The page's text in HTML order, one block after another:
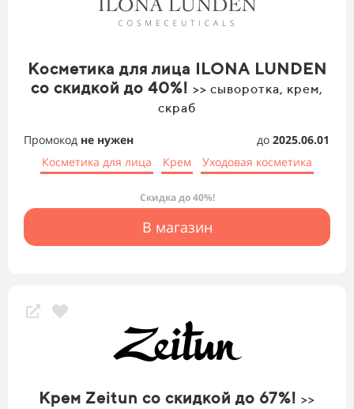
Косметика для лица ILONA LUNDEN
со скидкой до 40%! >> сыворотка, крем,
скраб
Промокод не нужен до 2025.06.01
Косметика для лица
Крем Уходовая косметика
Скидка до 40%!
В магазин
Крем Zeitun со скидкой до 67%! >>